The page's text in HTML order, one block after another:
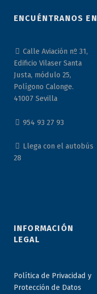
ENCUÉNTRANOS EN
Calle Aviación nº 31,
Edificio Vilaser Santa
Justa, módulo 25,
Polígono Calonge.
41007 Sevilla
954 93 27 93
Llega con el autobús
28
INFORMACIÓN
LEGAL
Política de Privacidad y
Protección de Datos